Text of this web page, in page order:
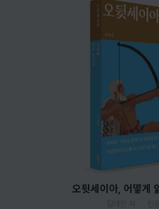
오뒷세이아, 어떻게
김태진 저
민